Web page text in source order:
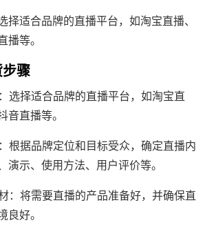
择适合品牌的直播平台，如淘宝直播、
播等。
骤
选择适合品牌的直播平台，如淘宝直
音直播等。
根据品牌定位和目标受众，确定直播内
演示、使用方法、用户评价等。
：将需要直播的产品准备好，并确保直
良好。